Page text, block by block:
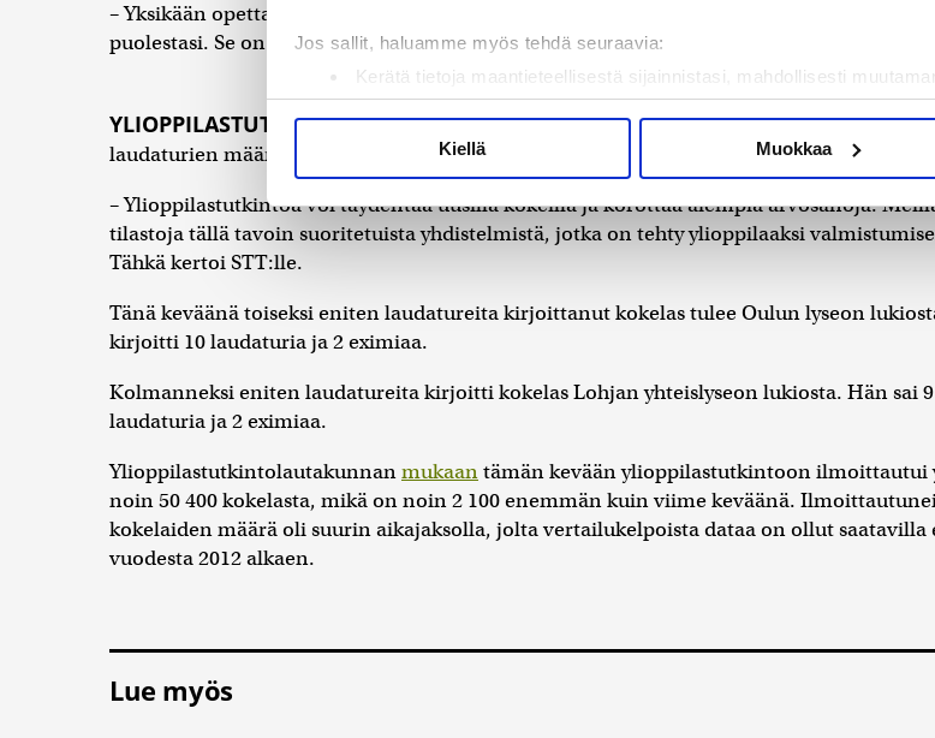
Jos sallit, haluamme myös tehdä seuraavia:
Kerätä tietoja maantieteellisestä sijainnistasi, mahdollisesti
Tunnistaa laitteesi skannaamalla sen ominaispiirteitä aktiivisesti
Lue lisää siitä, miten henkilötietojasi käsitellään ja miten voit määrittää
Käytämme evästeitä tarjoamamme sisällön ja mainosten räätälöimiseen,
ja kävijämäärämme analysoimiseen. Lisäksi jaamme sosiaalisen median,
kumppaneillemme tietoja siitä, miten käytät sivustoamme. Kumppanimme
olet antanut heille tai joita on kerätty, kun olet käyttänyt heidän palvelujaan.
Kiellä Muokkaa
– Yksikään opettaja ei voi opettaa sinua ajattelemaan. Yksikään ope ei voi ymmärtää
puolestasi. Se on jokaisen itse tehtävä.
YLIOPPILASTUTKINTOLAUTAKUNNANpääsihteeriTiina Tähkävahvisti, että
laudaturien määrä on uusi ennätys.
– Ylioppilastutkintoa voi täydentää uusilla kokeilla ja korottaa aiempia arvosanoja.
tilastoja tällä tavoin suoritetuista yhdistelmistä, jotka on tehty ylioppilaaksi
Tähkä kertoi STT:lle.
Tänä keväänä toiseksi eniten laudatureita kirjoittanut kokelas tulee Oulun lyseon
kirjoitti 10 laudaturia ja 2 eximiaa.
Kolmanneksi eniten laudatureita kirjoitti kokelas Lohjan yhteislyseon lukiosta. Hän sai 9
laudaturia ja 2 eximiaa.
Ylioppilastutkintolautakunnanmukaantämän kevään ylioppilastutkintoon ilmoittautui
noin 50 400 kokelasta, mikä on noin 2 100 enemmän kuin viime keväänä.
kokelaiden määrä oli suurin aikajaksolla, jolta vertailukelpoista dataa on ollut saatavilla
vuodesta 2012 alkaen.
Lue myös